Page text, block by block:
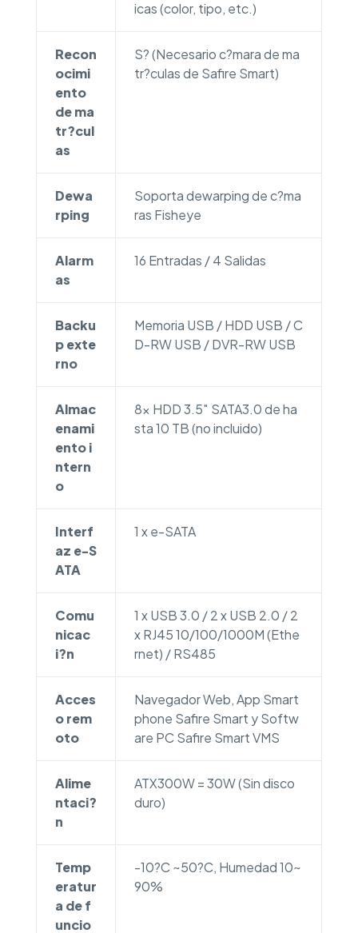
icas (color, tipo, etc.)
Recon
ocimi
ento
de ma
tr?cul
as
S? (Necesario c?mara de ma
tr?culas de Safire Smart)
Dewa
rping
Soporta dewarping de c?ma
ras Fisheye
Alarm
as
16 Entradas / 4 Salidas
Backu
p exte
rno
Memoria USB / HDD USB / C
D-RW USB / DVR-RW USB
Almac
enami
ento i
ntern
o
8x HDD 3.5″ SATA3.0 de ha
sta 10 TB (no incluido)
Interf
az e-S
ATA
1 x e-SATA
Comu
nicac
i?n
1 x USB 3.0 / 2 x USB 2.0 / 2
x RJ45 10/100/1000M (Ethe
rnet) / RS485
Acces
o rem
oto
Navegador Web, App Smart
phone Safire Smart y Softw
are PC Safire Smart VMS
Alime
ntaci?
n
ATX300W = 30W (Sin disco
duro)
Temp
eratur
a de f
uncio
-10?C ~50?C, Humedad 10~
90%